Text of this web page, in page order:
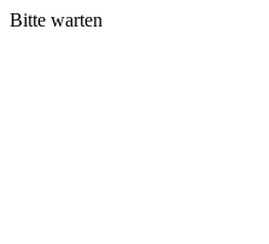
Bitte warten